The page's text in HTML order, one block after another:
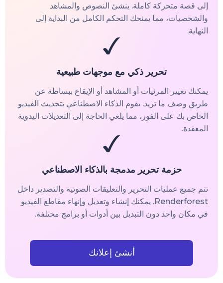
إلى قصة متحركة كاملة. ينشئ النصوص والمشاهد
والشخصيات، مما يمنحك التحكم الكامل من البداية إلى
النهاية.
تحرير ذكي مع موجهات طبيعية
يمكنك تغيير المرئيات أو المشاهد أو الإيقاع ببساطة عن
طريق وصف ما تريد. يقوم الذكاء الاصطناعي بتحديث الفيديو
الخاص بك على الفور، مما يلغي الحاجة إلى التعديلات اليدوية
المعقدة.
حزمة تحرير مدمجة بالذكاء الاصطناعي
تتم جميع عمليات التحرير والتعليقات الصوتية والتصدير داخل
Renderforest. يمكنك إنشاء وتعديل وإنهاء مقاطع الفيديو
في مكان واحد دون التبديل بين أدوات أو برامج مختلفة.
أنشئ إعلانك